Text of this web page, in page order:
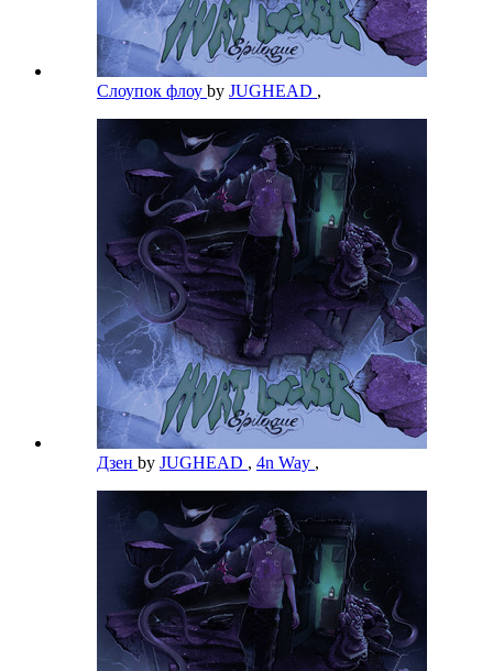
Слоупок флоу by JUGHEAD ,
Дзен by JUGHEAD , 4n Way ,